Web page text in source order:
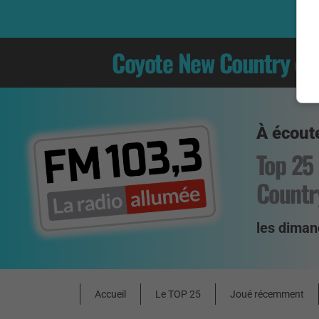
Coyote New Country
À
Top
les
Accueil Le TOP 25 Joué récemment